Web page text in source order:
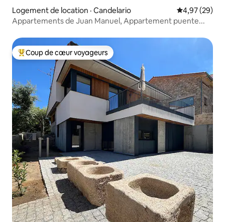
Logement de location · Candelario Note
4,97 (29)
Appartements de Juan Manuel, Appartement puente...
Coup de cœur voyageurs parmi les plus aimés
Coup de cœur voyageurs